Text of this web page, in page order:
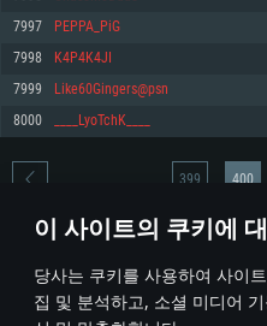
이 사이트의 쿠키에
당사는 쿠키를 사용하여 사이
집 및 분석하고, 소셜 미디어
570 혹은 그 이상
여유 저장 공간: 62.2 GB (전체 클라이
네트워크: 브로드밴드 인터넷
여유 저장 공간: 62.2 GB (전체 클라이
운영체제: Ubuntu 20.04 64bit
프로세서: Intel Core i7
메모리: 16 GB
그래픽 카드: Vulkan 을 지원하고, 최
1060 (6개월 미만) 혹은 그와 동급의
지원하는 AMD RX 570 (6개월 미만;
여유 저장 공간: 62.2 GB (전체 클라이
7997 PEPPA_PiG
7998 K4P4K4JI
7999 Like60Gingers@psn
8000 ____LyoTchK____
* 순위표는 매일 1회 갱신됩니다
399 400